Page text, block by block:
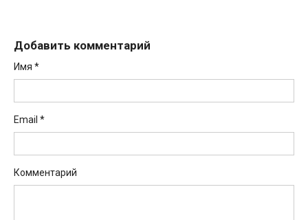
Добавить комментарий
Имя *
Email *
Комментарий